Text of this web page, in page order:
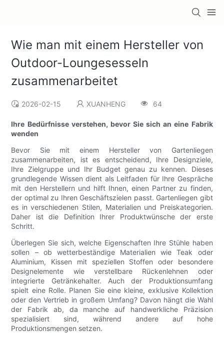
Wie man mit einem Hersteller von
Outdoor-Loungesesseln
zusammenarbeitet
2026-02-15 XUANHENG 64
Ihre Bedürfnisse verstehen, bevor Sie sich an eine Fabrik
wenden
Bevor Sie mit einem Hersteller von Gartenliegen
zusammenarbeiten, ist es entscheidend, Ihre Designziele,
Ihre Zielgruppe und Ihr Budget genau zu kennen. Dieses
grundlegende Wissen dient als Leitfaden für Ihre Gespräche
mit den Herstellern und hilft Ihnen, einen Partner zu finden,
der optimal zu Ihren Geschäftszielen passt. Gartenliegen gibt
es in verschiedenen Stilen, Materialien und Preiskategorien.
Daher ist die Definition Ihrer Produktwünsche der erste
Schritt.
Überlegen Sie sich, welche Eigenschaften Ihre Stühle haben
sollen – ob wetterbeständige Materialien wie Teak oder
Aluminium, Kissen mit speziellen Stoffen oder besondere
Designelemente wie verstellbare Rückenlehnen oder
integrierte Getränkehalter. Auch der Produktionsumfang
spielt eine Rolle. Planen Sie eine kleine, exklusive Kollektion
oder den Vertrieb in großem Umfang? Davon hängt die Wahl
der Fabrik ab, da manche auf handwerkliche Präzision
spezialisiert sind, während andere auf hohe
Produktionsmengen setzen.